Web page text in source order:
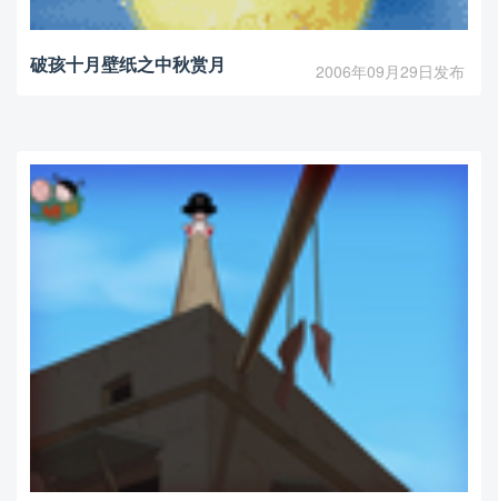
破孩十月壁纸之中秋赏月 2006年09月29日发布